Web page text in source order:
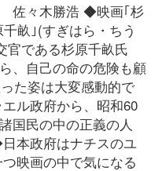
佐々木勝浩 ◆映画｢杉
畝｣(すぎはら・ちう
官である杉原千畝氏
、自己の命の危険も顧
た姿は大変感動的で
ル政府から、昭和60
国民の中の正義の人
本政府はナチスのユ
映画の中で気になる